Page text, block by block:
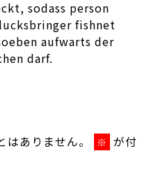
sodass person
fishnet
aufwarts der
darf.
ありません。 ※ が付